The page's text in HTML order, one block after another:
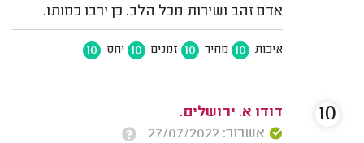
אדם זהב ושירות מכל הלב. כן ירבו כמותו.
איכות 10 מחיר 10 זמנים 10 יחס 10
דודו א. ירושלים.
אשרור: 27/07/2022
10